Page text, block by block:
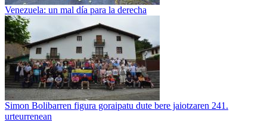
Venezuela: un mal día para la derecha
Simon Bolibarren figura goraipatu dute bere jaiotzaren 241.
urteurrenean